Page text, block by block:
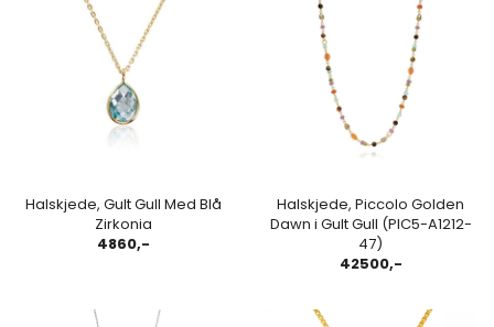
Halskjede, Gult Gull Med Blå
Zirkonia
4860,-
Halskjede, Piccolo Golden
Dawn i Gult Gull (PIC5-A1212-
47)
42500,-